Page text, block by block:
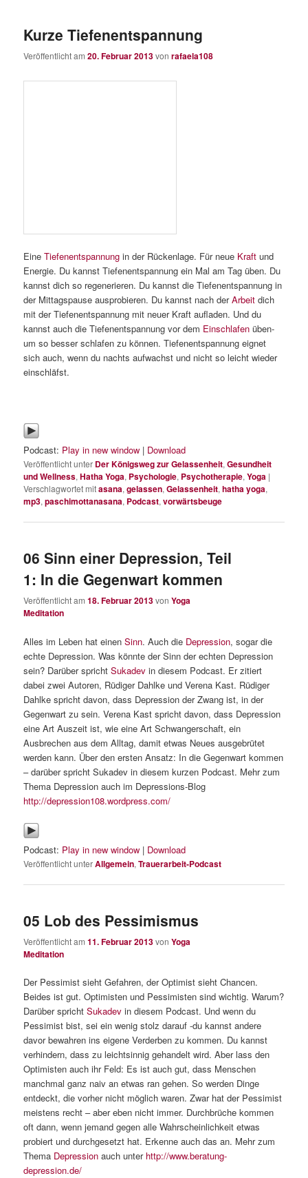
Kurze Tiefenentspannung
Veröffentlicht am20. Februar 2013vonrafaela108
EineTiefenentspannung in der Rückenlage. Für neue Kraft und
Energie. Du kannst Tiefenentspannung ein Mal am Tag üben. Du
kannst dich so regenerieren. Du kannst die Tiefenentspannung in
der Mittagspause ausprobieren. Du kannst nach derArbeit dich
mit der Tiefenentspannung mit neuer Kraft aufladen. Und du
kannst auch die Tiefenentspannung vor dem Einschlafen üben-
um so besser schlafen zu können. Tiefenentspannung eignet
sich auch, wenn du nachts aufwachst und nicht so leicht wieder
einschläfst.
Podcast: Play in new window | Download
Veröffentlicht unter Der Königsweg zur Gelassenheit,Gesundheit
und Wellness,Hatha Yoga, Psychologie, Psychotherapie,Yoga |
Verschlagwortet mitasana,gelassen,Gelassenheit,hatha yoga,
mp3,paschimottanasana, Podcast,vorwärtsbeuge
06 Sinn einer Depression, Teil
1: In die Gegenwart kommen
Veröffentlicht am18. Februar 2013vonYoga
Meditation
Alles im Leben hat einenSinn. Auch die Depression, sogar die
echte Depression. Was könnte der Sinn der echten Depression
sein? Darüber sprichtSukadev in diesem Podcast. Er zitiert
dabei zwei Autoren, Rüdiger Dahlke und Verena Kast. Rüdiger
Dahlke spricht davon, dass Depression der Zwang ist, in der
Gegenwart zu sein. Verena Kast spricht davon, dass Depression
eine Art Auszeit ist, wie eine Art Schwangerschaft, ein
Ausbrechen aus dem Alltag, damit etwas Neues ausgebrütet
werden kann. Über den ersten Ansatz: In die Gegenwart kommen
– darüber spricht Sukadev in diesem kurzen Podcast. Mehr zum
Thema Depression auch im Depressions-Blog
http://depression108.wordpress.com/
Podcast: Play in new window | Download
Veröffentlicht unterAllgemein,Trauerarbeit-Podcast
05 Lob des Pessimismus
Veröffentlicht am11. Februar 2013vonYoga
Meditation
Der Pessimist sieht Gefahren, der Optimist sieht Chancen.
Beides ist gut. Optimisten und Pessimisten sind wichtig. Warum?
Darüber sprichtSukadev in diesem Podcast. Und wenn du
Pessimist bist, sei ein wenig stolz darauf -du kannst andere
davor bewahren ins eigene Verderben zu kommen. Du kannst
verhindern, dass zu leichtsinnig gehandelt wird. Aber lass den
Optimisten auch ihr Feld: Es ist auch gut, dass Menschen
manchmal ganz naiv an etwas ran gehen. So werden Dinge
entdeckt, die vorher nicht möglich waren. Zwar hat der Pessimist
meistens recht – aber eben nicht immer. Durchbrüche kommen
oft dann, wenn jemand gegen alle Wahrscheinlichkeit etwas
probiert und durchgesetzt hat. Erkenne auch das an. Mehr zum
Thema Depression auch unter http://www.beratung-
depression.de/